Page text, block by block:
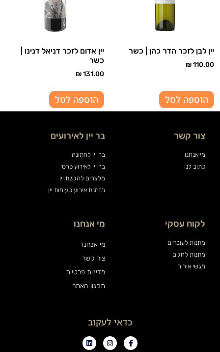
יין לבן לזכר הדר כהן | כשר
₪110.00
הוספה לסל
יין אדום לזכר דניאל דנינו |
כשר
₪131.00
הוספה לסל
צור קשר
מי אנחנו
כתוב לנו
בר יין לאירועים
בר יין לחתונה
בר יין לאירוע פרטי
מלצרים להגשת יין
הזמנת אירוע טעימות יין
לקוח עסקי
מתנות לעובדים
מתנות לחגים
מגשי אירוח
מי אנחנו
מי אנחנו
צור קשר
מדינות פרטיות
תקנון האתר
כדאי לעקוב